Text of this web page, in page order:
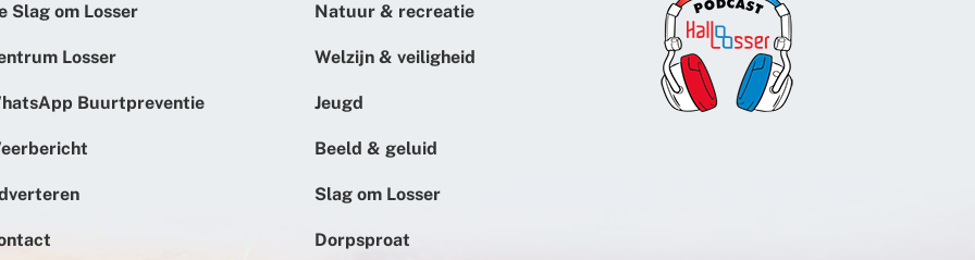
Slag om Losser
Losser
Buurtpreventie
Natuur & recreatie
Welzijn & veiligheid
Jeugd
Beeld & geluid
Slag om Losser
Dorpsproat